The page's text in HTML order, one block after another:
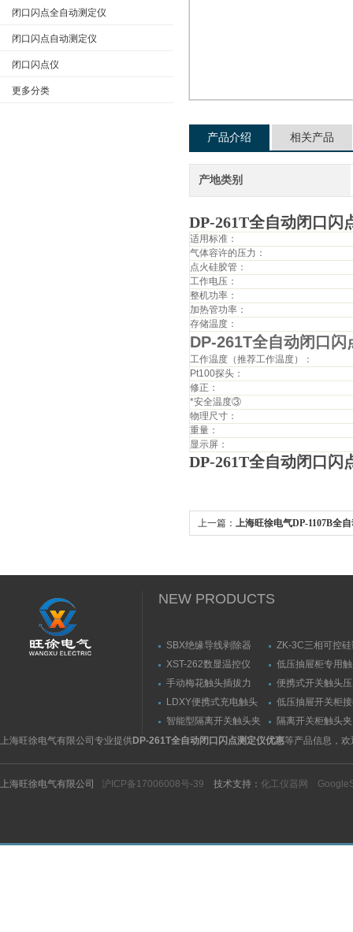
闭口闪点全自动测定仪
闭口闪点自动测定仪
闭口闪点仪
更多分类
产品介绍 相关产品
产地类别
DP-261T全自动闭口闪
适用标准：
气体容许的压力：
点火硅胶管：
工作电压：
整机功率：
加热管功率：
存储温度：
DP-261T全自动闭口
工作温度（推荐工作温度）：
Pt100探头：
修正：
*安全温度③
物理尺寸：
重量：
显示屏：
DP-261T全自动闭口
上一篇： 上海旺徐电气DP-1107B全
NEW PRODUCTS
SBX绝缘导线剥除器
ZK-3C三相可控
触发器
XST-262数显温控仪
低压抽屉柜专用
力测量仪套装
手动梅花触头插拔力
（推拉力）测量仪
便携式开关触头
（夹紧力）测量仪
LDXY便携式充电触头
（指）夹紧力测量仪
低压抽屉开关柜
触头（夹紧力）
智能型隔离开关触头夹
紧力测试仪
隔离开关柜触头
测试仪/精度传感
上海旺徐电气有限公司专业提供DP-261T全自动闭口闪点测定仪优惠等产品信息，
上海旺徐电气有限公司 沪ICP备17006008号-39 技术支持： 化工仪器网